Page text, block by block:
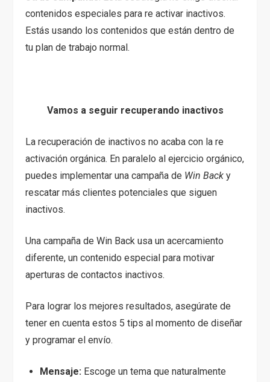
contenidos especiales para re activar inactivos.
Estás usando los contenidos que están dentro de
tu plan de trabajo normal.
Vamos a seguir recuperando inactivos
La recuperación de inactivos no acaba con la re
activación orgánica. En paralelo al ejercicio orgánico,
puedes implementar una campaña de Win Back y
rescatar más clientes potenciales que siguen
inactivos.
Una campaña de Win Back usa un acercamiento
diferente, un contenido especial para motivar
aperturas de contactos inactivos.
Para lograr los mejores resultados, asegúrate de
tener en cuenta estos 5 tips al momento de diseñar
y programar el envío.
Mensaje: Escoge un tema que naturalmente